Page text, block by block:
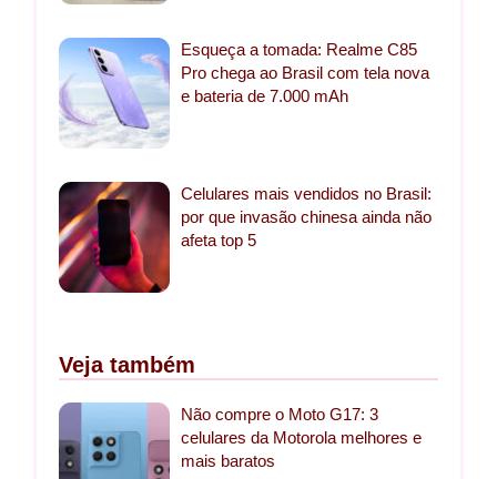
Esqueça a tomada: Realme C85
Pro chega ao Brasil com tela nova
e bateria de 7.000 mAh
Celulares mais vendidos no Brasil:
por que invasão chinesa ainda não
afeta top 5
Veja também
Não compre o Moto G17: 3
celulares da Motorola melhores e
mais baratos